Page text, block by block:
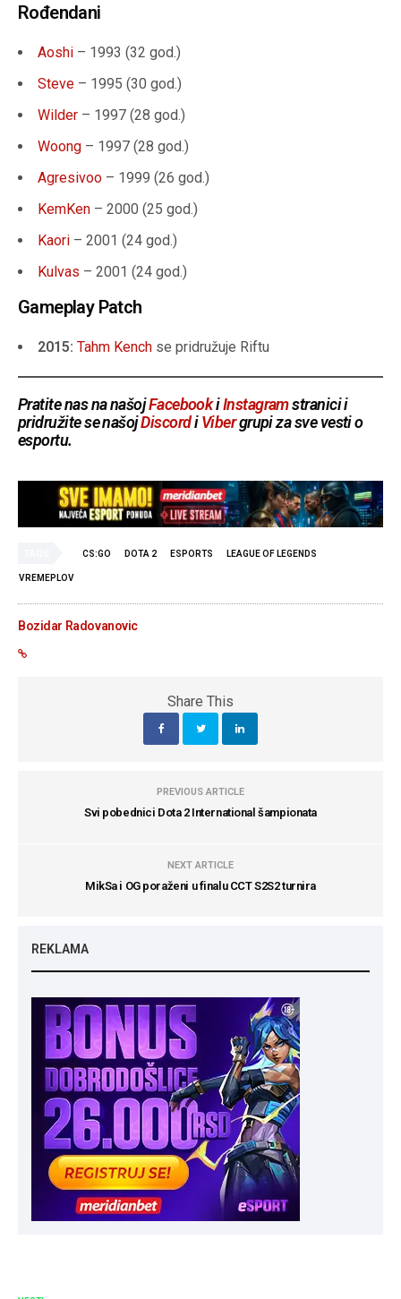
Rođendani
Aoshi – 1993 (32 god.)
Steve – 1995 (30 god.)
Wilder – 1997 (28 god.)
Woong – 1997 (28 god.)
Agresivoo – 1999 (26 god.)
KemKen – 2000 (25 god.)
Kaori – 2001 (24 god.)
Kulvas – 2001 (24 god.)
Gameplay Patch
2015: Tahm Kench se pridružuje Riftu
Pratite nas na našojFacebookiInstagramstranici i
pridružite se našojDiscordiVibergrupi za sve vesti o
esportu.
CS:GO DOTA 2 ESPORTS LEAGUE OF LEGENDS
VREMEPLOV
Bozidar Radovanovic
Share This
PREVIOUS ARTICLE
Svi pobednici Dota 2 International šampionata
NEXT ARTICLE
MikSa i OG poraženi u finalu CCT S2S2 turnira
REKLAMA